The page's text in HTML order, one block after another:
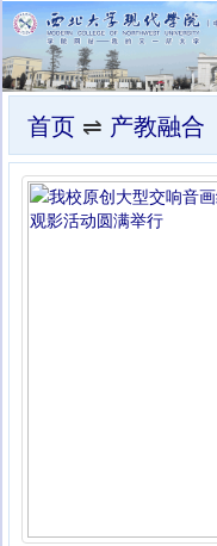
首页 ⇌ 产教融合